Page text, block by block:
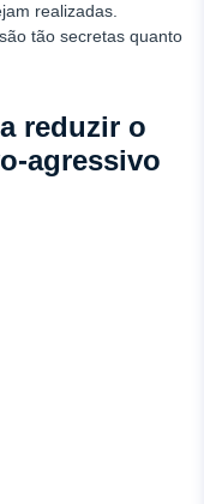
realizadas.
tão secretas quanto
reduzir o
agressivo